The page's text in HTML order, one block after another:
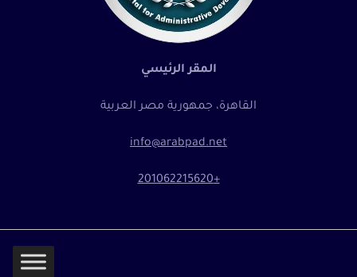
المقر الرئيسي
القاهرة، جمهورية مصر العربية
info@arabpad.net
+201062215620